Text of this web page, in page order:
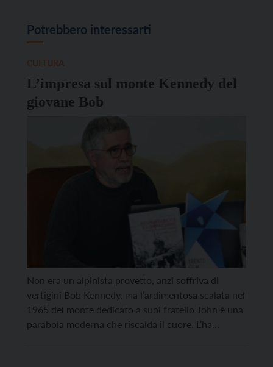
Potrebbero interessarti
L’impresa sul monte Kennedy del
giovane Bob
Non era un alpinista provetto, anzi soffriva di
vertigini Bob Kennedy, ma l’ardimentosa scalata nel
1965 del monte dedicato a suoi fratello John è una
parabola moderna che riscalda il cuore. L’ha